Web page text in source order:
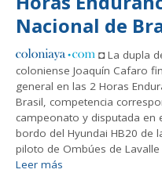
Nacional de
◘ La dupla
coloniense Joaquín Cafaro
general en las 2 Horas
Brasil, competencia
campeonato y disputada en
bordo del Hyundai HB20 de
piloto de Ombúes de
Leer más